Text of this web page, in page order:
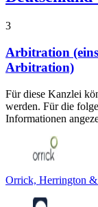
3
Arbitration
Arbitration)
Für diese Kanzlei
werden. Für die
Informationen
Orrick, Herrington